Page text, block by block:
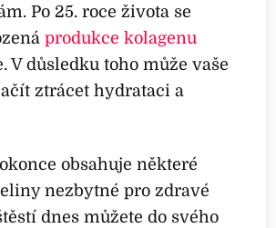
Po 25. roce života se
produkce kolagenu
V důsledku toho může vaše
ztrácet hydrataci a
obsahuje některé
nezbytné pro zdravé
dnes můžete do svého